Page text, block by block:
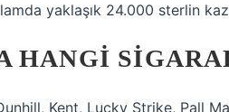
yaklaşık 24.000 sterlin
HANGI
Kent, Lucky Strike, Pall